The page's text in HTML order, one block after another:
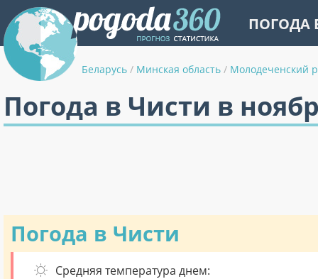
ПОГОДА
Беларусь / Минская область / Молодеченский
Погода в Чисти в
Погода в Чисти
Средняя температура днем: